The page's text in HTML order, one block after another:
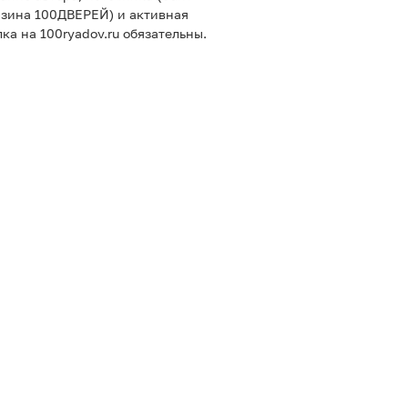
100ДВЕРЕЙ) и активная
на 100ryadov.ru обязательны.